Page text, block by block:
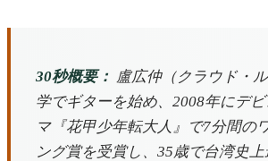
30秒概要： 盧広仲（クラウド・
学でギターを始め、2008年にデ
マ『花甲少年転大人』で7分間の
ング賞を受賞し、35歳で台湾史